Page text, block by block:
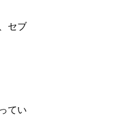
セブ
てい